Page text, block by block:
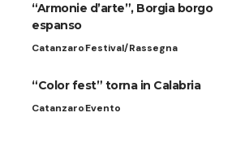
“Armonie d’arte”, Borgia borgo
espanso
CatanzaroFestival/Rassegna
“Color fest” torna in Calabria
CatanzaroEvento